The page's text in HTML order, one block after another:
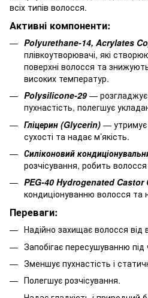
всіх типів волосся.
Активні компоненти:
Polyurethane-14, Acrylates
плівкоутворювачі, які
поверхні волосся та
високих температур.
Polysilicone-29 —
пухнастість, полегшує
Гліцерин (Glycerin) — утримує
сухості та надає м’якість.
Силіконовий
розчісування, робить
PEG-40 Hydrogenated Castor
кондиціонуванню волосся та
Переваги:
Надійно захищає волосся від
Запобігає пересушуванню
Зменшує пухнастість і
Полегшує розчісування.